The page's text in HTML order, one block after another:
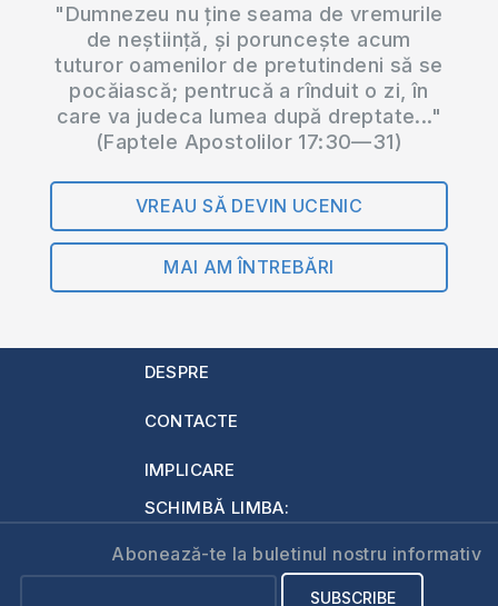
"Dumnezeu nu ține seama de vremurile
de neștiință, și poruncește acum
tuturor oamenilor de pretutindeni să se
pocăiască; pentrucă a rînduit o zi, în
care va judeca lumea după dreptate..."
(Faptele Apostolilor 17:30—31)
VREAU SĂ DEVIN UCENIC
MAI AM ÎNTREBĂRI
DESPRE
CONTACTE
IMPLICARE
SCHIMBĂ LIMBA:
Abonează-te la buletinul nostru informativ